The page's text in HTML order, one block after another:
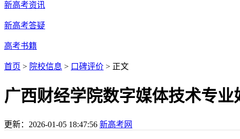
新高考资讯
新高考答疑
高考书籍
首页 > 院校信息 > 口碑评价 > 正文
广西财经学院数字媒体技术专
更新： 2026-01-05 18:47:56 新高考网